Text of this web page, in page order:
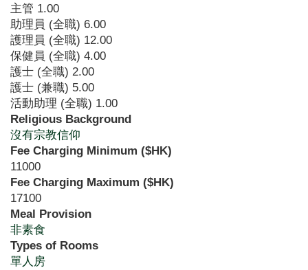
主管 1.00
助理員 (全職) 6.00
護理員 (全職) 12.00
保健員 (全職) 4.00
護士 (全職) 2.00
護士 (兼職) 5.00
活動助理 (全職) 1.00
Religious Background
沒有宗教信仰
Fee Charging Minimum ($HK)
11000
Fee Charging Maximum ($HK)
17100
Meal Provision
非素食
Types of Rooms
單人房